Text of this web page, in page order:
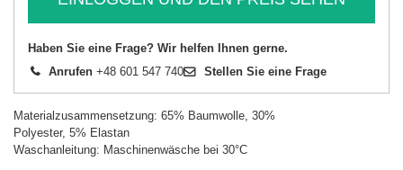
Haben Sie eine Frage? Wir helfen Ihnen gerne.
Anrufen +48 601 547 740 Stellen Sie eine Frage
Materialzusammensetzung: 65% Baumwolle, 30%
Polyester, 5% Elastan
Waschanleitung: Maschinenwäsche bei 30°C